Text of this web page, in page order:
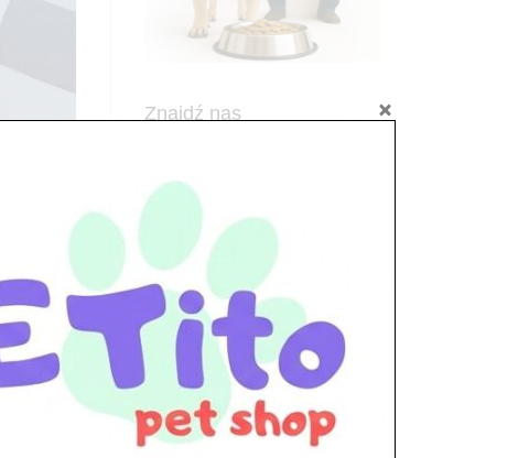
Znajdź nas
ul. Piłsudskiego 31,
tel./fax. 22 784 71 96
Godziny pracy
pon. – piąt. 10.00 – 19.00
sob. 10.00 – 15.00
niedz. zamknięte
Adres